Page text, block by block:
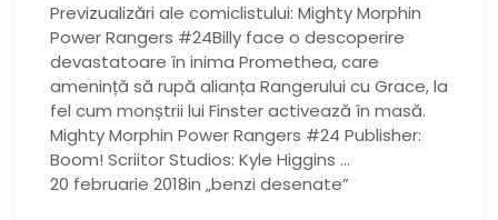
Previzualizări ale comiclistului: Mighty Morphin
Power Rangers #24Billy face o descoperire
devastatoare în inima Promethea, care
amenință să rupă alianța Rangerului cu Grace, la
fel cum monștrii lui Finster activează în masă.
Mighty Morphin Power Rangers #24 Publisher:
Boom! Scriitor Studios: Kyle Higgins …
20 februarie 2018in „benzi desenate”